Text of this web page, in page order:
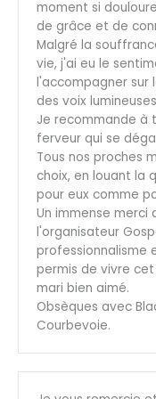
moment si
de grâce et de
Malgré la
vie, j'ai eu le
l'accompagner sur
des voix
Je recommande à
ferveur qui se
Tous nos proches
choix, en louant la
pour eux comme
Un immense merci
l'organisateur
professionnalisme
permis de vivre
mari bien aimé.
Obsèques avec
Courbevoie.